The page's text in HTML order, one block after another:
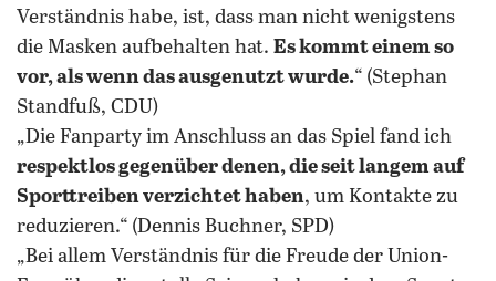
Verständnis habe, ist, dass man nicht wenigstens
die Masken aufbehalten hat. Es kommt einem so
vor, als wenn das ausgenutzt wurde.“ (Stephan
Standfuß, CDU)
„Die Fanparty im Anschluss an das Spiel fand ich
respektlos gegenüber denen, die seit langem auf
Sporttreiben verzichtet haben, um Kontakte zu
reduzieren.“ (Dennis Buchner, SPD)
„Bei allem Verständnis für die Freude der Union-